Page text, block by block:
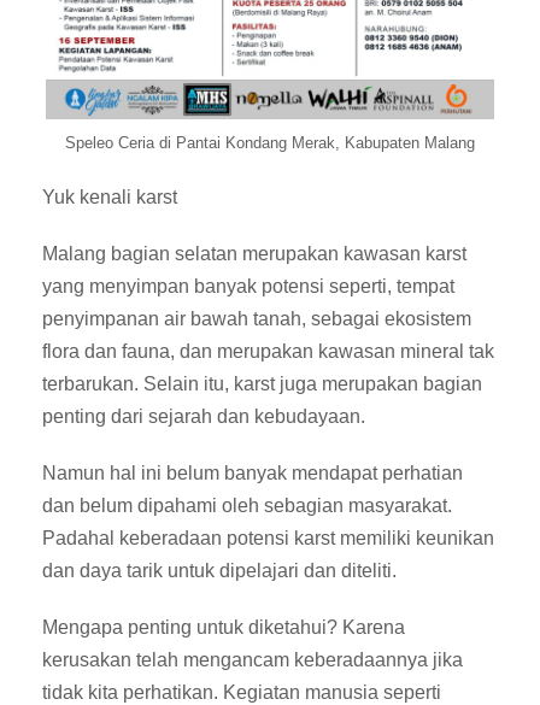
Speleo Ceria di Pantai Kondang Merak, Kabupaten Malang
Yuk kenali karst
Malang bagian selatan merupakan kawasan karst
yang menyimpan banyak potensi seperti, tempat
penyimpanan air bawah tanah, sebagai ekosistem
flora dan fauna, dan merupakan kawasan mineral tak
terbarukan. Selain itu, karst juga merupakan bagian
penting dari sejarah dan kebudayaan.
Namun hal ini belum banyak mendapat perhatian
dan belum dipahami oleh sebagian masyarakat.
Padahal keberadaan potensi karst memiliki keunikan
dan daya tarik untuk dipelajari dan diteliti.
Mengapa penting untuk diketahui? Karena
kerusakan telah mengancam keberadaannya jika
tidak kita perhatikan. Kegiatan manusia seperti